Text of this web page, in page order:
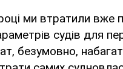
ми втратили вже
судів для
безумовно,